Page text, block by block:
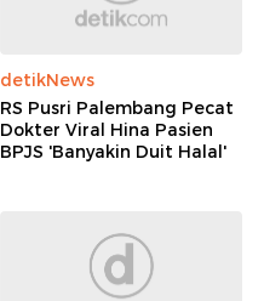
detikNews
RS Pusri Palembang Pecat
Dokter Viral Hina Pasien
BPJS 'Banyakin Duit Halal'